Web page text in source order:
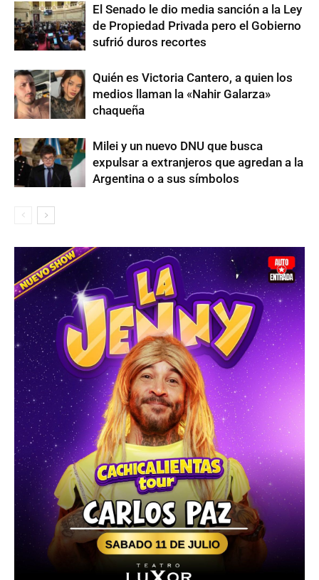
El Senado le dio media sanción a la Ley
de Propiedad Privada pero el Gobierno
sufrió duros recortes
Quién es Victoria Cantero, a quien los
medios llaman la «Nahir Galarza»
chaqueña
Milei y un nuevo DNU que busca
expulsar a extranjeros que agredan a la
Argentina o a sus símbolos